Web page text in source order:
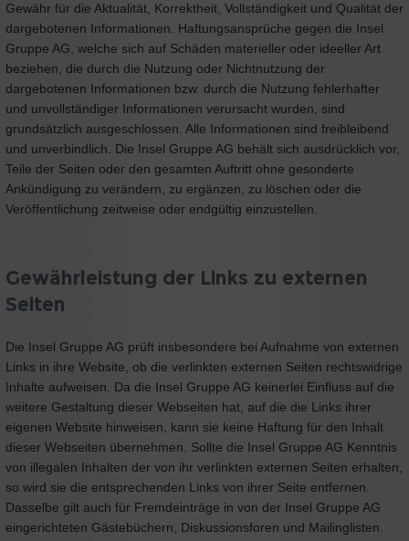
Gewähr für die Aktualität, Korrektheit, Vollständigkeit und Qualität der
dargebotenen Informationen. Haftungsansprüche gegen die Insel
Gruppe AG, welche sich auf Schäden materieller oder ideeller Art
beziehen, die durch die Nutzung oder Nichtnutzung der
dargebotenen Informationen bzw. durch die Nutzung fehlerhafter
und unvollständiger Informationen verursacht wurden, sind
grundsätzlich ausgeschlossen. Alle Informationen sind freibleibend
und unverbindlich. Die Insel Gruppe AG behält sich ausdrücklich vor,
Teile der Seiten oder den gesamten Auftritt ohne gesonderte
Ankündigung zu verändern, zu ergänzen, zu löschen oder die
Veröffentlichung zeitweise oder endgültig einzustellen.
Gewährleistung der Links zu externen
Seiten
Die Insel Gruppe AG prüft insbesondere bei Aufnahme von externen
Links in ihre Website, ob die verlinkten externen Seiten rechtswidrige
Inhalte aufweisen. Da die Insel Gruppe AG keinerlei Einfluss auf die
weitere Gestaltung dieser Webseiten hat, auf die die Links ihrer
eigenen Website hinweisen, kann sie keine Haftung für den Inhalt
dieser Webseiten übernehmen. Sollte die Insel Gruppe AG Kenntnis
von illegalen Inhalten der von ihr verlinkten externen Seiten erhalten,
so wird sie die entsprechenden Links von ihrer Seite entfernen.
Dasselbe gilt auch für Fremdeinträge in von der Insel Gruppe AG
eingerichteten Gästebüchern, Diskussionsforen und Mailinglisten.